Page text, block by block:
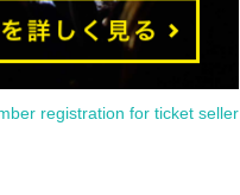
registration for ticket seller